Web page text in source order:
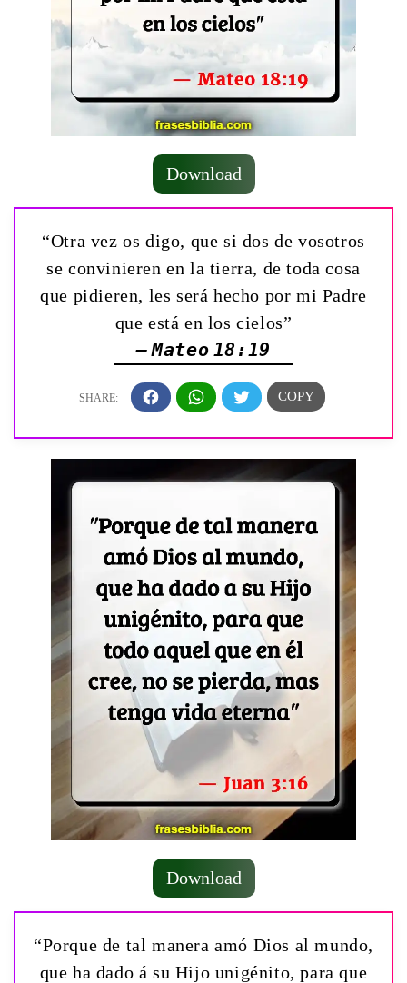
Download
“Otra vez os digo, que si dos de vosotros
se convinieren en la tierra, de toda cosa
que pidieren, les será hecho por mi Padre
que está en los cielos”
— Mateo 18:19
Download
“Porque de tal manera amó Dios al mundo,
que ha dado á su Hijo unigénito, para que